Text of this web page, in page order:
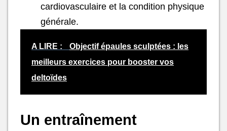
cardiovasculaire et la condition physique
générale.
A LIRE :
Objectif épaules sculptées : les
meilleurs exercices pour booster vos
deltoïdes
Un entraînement